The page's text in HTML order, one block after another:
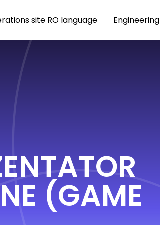
site RO language Engineering
(GAME